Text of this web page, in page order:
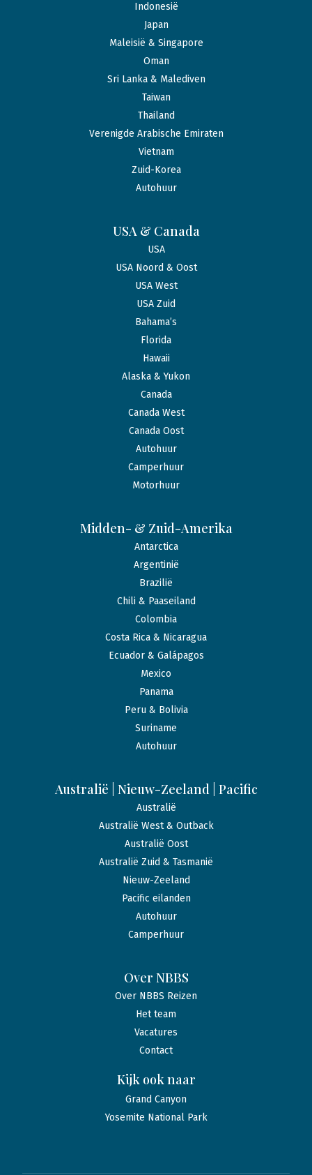
Indonesië
Japan
Maleisië & Singapore
Oman
Sri Lanka & Malediven
Taiwan
Thailand
Verenigde Arabische Emiraten
Vietnam
Zuid-Korea
Autohuur
USA & Canada
USA
USA Noord & Oost
USA West
USA Zuid
Bahama’s
Florida
Hawaii
Alaska & Yukon
Canada
Canada West
Canada Oost
Autohuur
Camperhuur
Motorhuur
Midden- & Zuid-Amerika
Antarctica
Argentinië
Brazilië
Chili & Paaseiland
Colombia
Costa Rica & Nicaragua
Ecuador & Galápagos
Mexico
Panama
Peru & Bolivia
Suriname
Autohuur
Australië | Nieuw-Zeeland | Pacific
Australië
Australië West & Outback
Australië Oost
Australië Zuid & Tasmanië
Nieuw-Zeeland
Pacific eilanden
Autohuur
Camperhuur
Over NBBS
Over NBBS Reizen
Het team
Vacatures
Contact
Kijk ook naar
Grand Canyon
Yosemite National Park